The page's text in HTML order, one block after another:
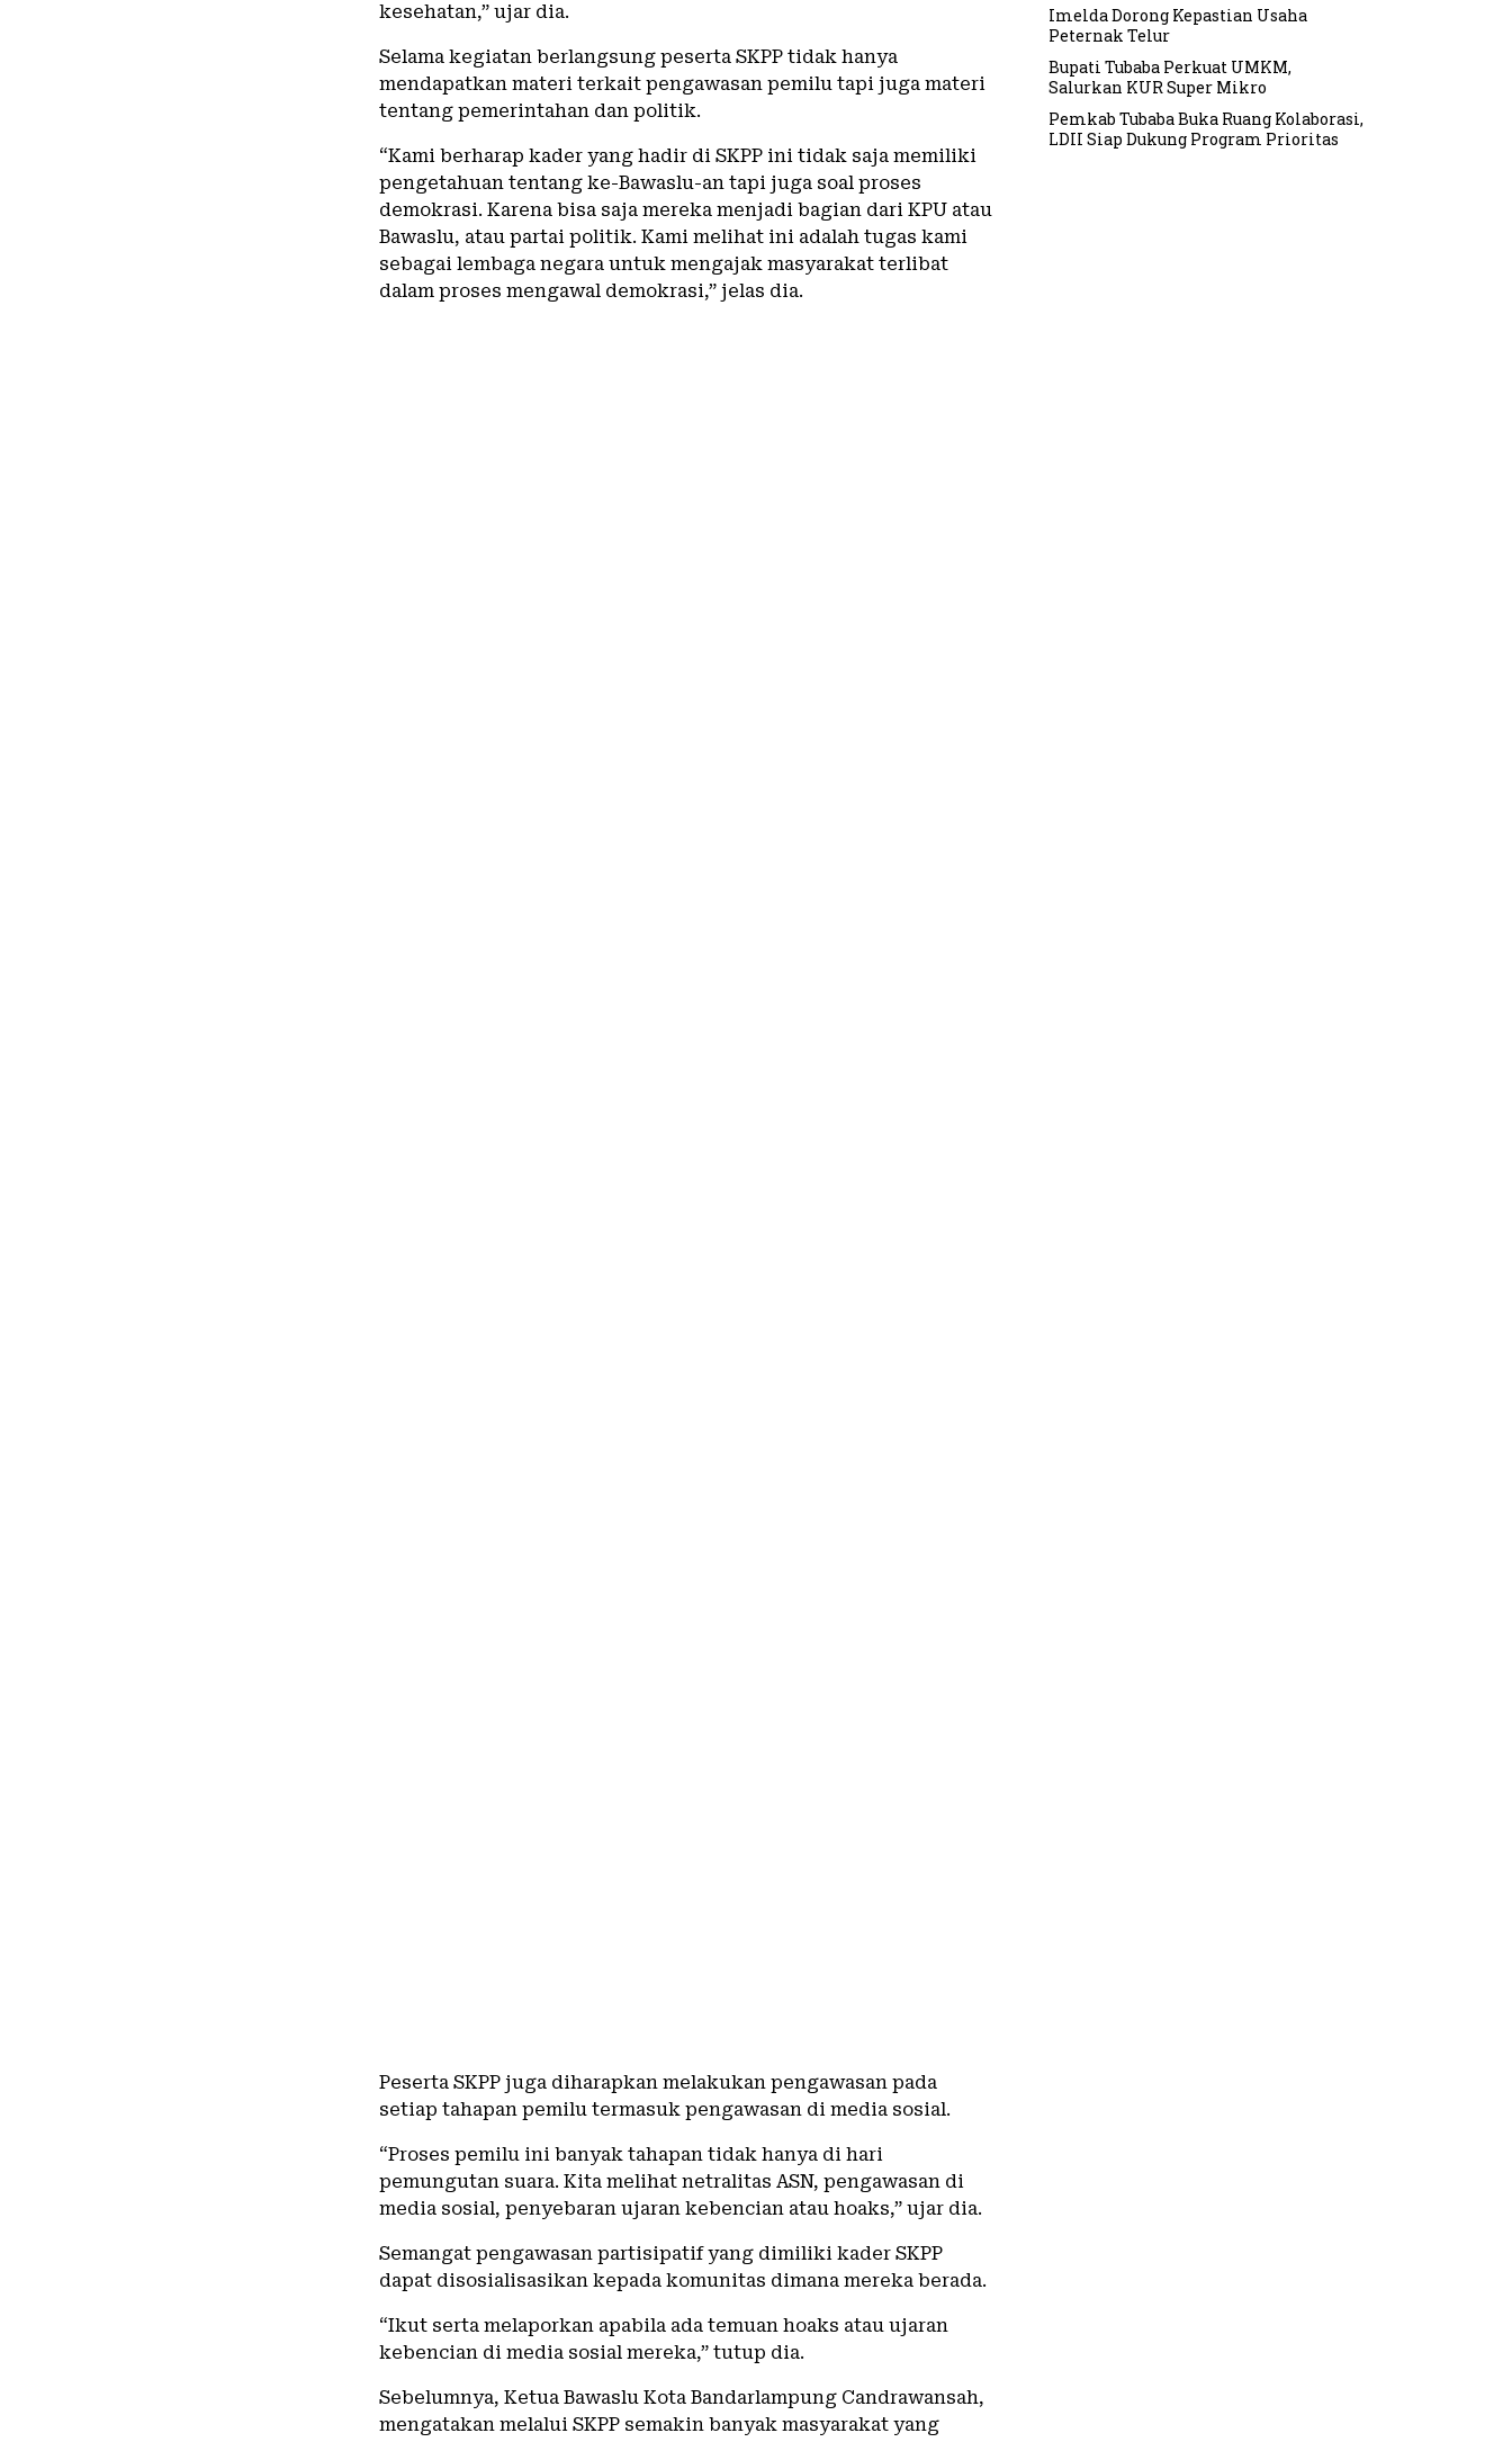
kesehatan,” ujar dia.
Selama kegiatan berlangsung peserta SKPP tidak hanya
mendapatkan materi terkait pengawasan pemilu tapi juga materi
tentang pemerintahan dan politik.
“Kami berharap kader yang hadir di SKPP ini tidak saja memiliki
pengetahuan tentang ke-Bawaslu-an tapi juga soal proses
demokrasi. Karena bisa saja mereka menjadi bagian dari KPU atau
Bawaslu, atau partai politik. Kami melihat ini adalah tugas kami
sebagai lembaga negara untuk mengajak masyarakat terlibat
dalam proses mengawal demokrasi,” jelas dia.
Peserta SKPP juga diharapkan melakukan pengawasan pada
setiap tahapan pemilu termasuk pengawasan di media sosial.
“Proses pemilu ini banyak tahapan tidak hanya di hari
pemungutan suara. Kita melihat netralitas ASN, pengawasan di
media sosial, penyebaran ujaran kebencian atau hoaks,” ujar dia.
Semangat pengawasan partisipatif yang dimiliki kader SKPP
dapat disosialisasikan kepada komunitas dimana mereka berada.
“Ikut serta melaporkan apabila ada temuan hoaks atau ujaran
kebencian di media sosial mereka,” tutup dia.
Sebelumnya, Ketua Bawaslu Kota Bandarlampung Candrawansah,
mengatakan melalui SKPP semakin banyak masyarakat yang
Imelda Dorong Kepastian Usaha
Peternak Telur
Bupati Tubaba Perkuat UMKM,
Salurkan KUR Super Mikro
Pemkab Tubaba Buka Ruang Kolaborasi,
LDII Siap Dukung Program Prioritas